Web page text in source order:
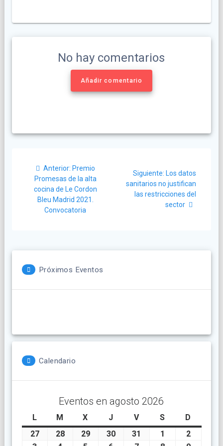
No hay comentarios
Añadir comentario
entradas
Anterior: Post
anterior:
Premio
Promesas de la alta
cocina de Le Cordon
Bleu Madrid 2021.
Convocatoria
Siguiente: Siguiente
post:
Los datos
sanitarios no justifican
las restricciones del
sector
Próximos Eventos
Calendario
Eventos en agosto 2026
LlunesM martes
X miércoles
Jjueves
Vviernes
Ssábado
D
27julio
28julio
29julio
30julio
31 1
agosto
2agosto